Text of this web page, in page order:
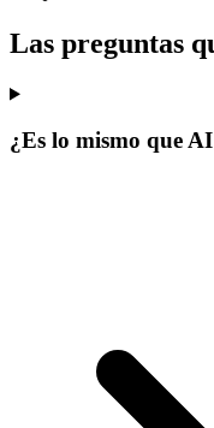
Las preguntas
¿Es lo mismo que